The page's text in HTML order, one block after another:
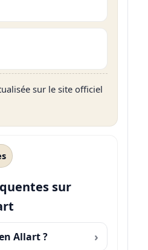
sur le site officiel
sur
Allart ?